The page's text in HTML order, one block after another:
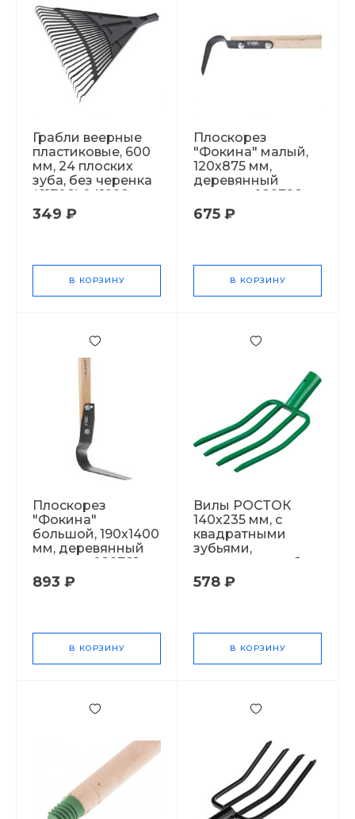
Грабли веерные
пластиковые, 600
мм, 24 плоских
зуба, без черенка
(61708) 041998
349 ₽
В КОРЗИНУ
Плоскорез
"Фокина" малый,
120х875 мм,
деревянный
черенок 029798
675 ₽
В КОРЗИНУ
Плоскорез
"Фокина"
большой, 190х1400
мм, деревянный
черенок 029781
893 ₽
В КОРЗИНУ
Вилы РОСТОК
140х235 мм, с
квадратными
зубьями,
углеродистая, без
черенка (39717)
1028609
578 ₽
В КОРЗИНУ